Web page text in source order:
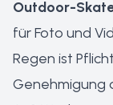
Outdoor-
für Foto und
Regen ist
Genehmigung